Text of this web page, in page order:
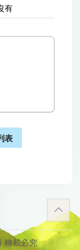
有
表
轉載必究